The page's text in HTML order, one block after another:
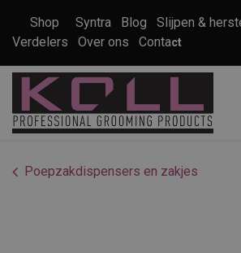
Shop Syntra Blog Slijpen &
Verdelers
Over ons Contact
Poepzakdispensers en zakjes